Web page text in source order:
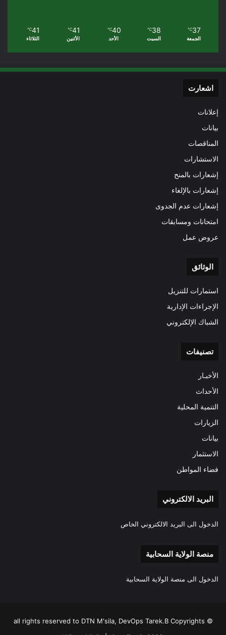
37
℃
الجمعة
38
℃
السبت
40
℃
الأحد
41
℃
الأثنين
41
℃
الثلاثاء
اشعارت
إعلانات
بيانات
المناقصات
الاستشارات
إشعارات بالمنح
إشعارات بالإلغاء
إشعارات عدم الجدوى
امتحانات ومسابقات
عروض عمل
الوثائق
استمارات للتنزيل
الإجراءات الإدارية
الشباك الإلكتروني
تصنيفات
الأخبـار
الأحداث
التنمية المحلية
الزيارات
بيانات
الاستثمار
فضاء المواطن
البريد الالكتروني
الدخول الى البريد الالكتروني الخاص
منصة الولاية السحابية
الدخول الى منصة الولاية السحابية
all rights reserved to DTN M'sila, DevOps Tarek.B Copyrights ©